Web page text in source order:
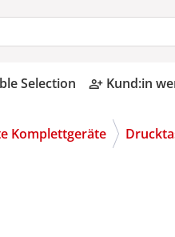
Selection person_add_alt Kund:in
Komplettgeräte